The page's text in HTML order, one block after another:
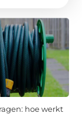
hoe werkt